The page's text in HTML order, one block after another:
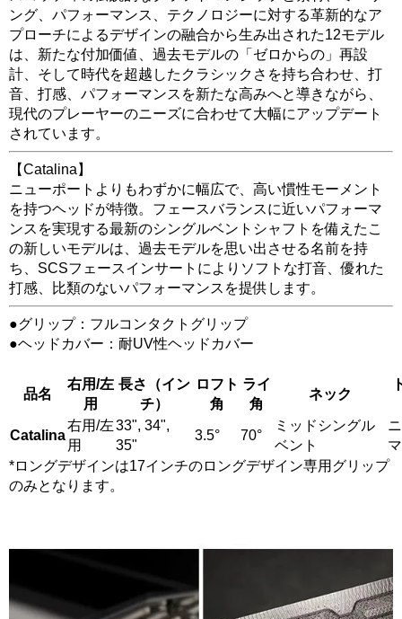
ング、パフォーマンス、テクノロジーに対する革新的なア
プローチによるデザインの融合から生み出された12モデル
は、新たな付加価値、過去モデルの「ゼロからの」再設
計、そして時代を超越したクラシックさを持ち合わせ、打
音、打感、パフォーマンスを新たな高みへと導きながら、
現代のプレーヤーのニーズに合わせて大幅にアップデート
されています。
【Catalina】
ニューポートよりもわずかに幅広で、高い慣性モーメント
を持つヘッドが特徴。フェースバランスに近いパフォーマ
ンスを実現する最新のシングルベントシャフトを備えたこ
の新しいモデルは、過去モデルを思い出させる名前を持
ち、SCSフェースインサートによりソフトな打音、優れた
打感、比類のないパフォーマンスを提供します。
●グリップ：フルコンタクトグリップ
●ヘッドカバー：耐UV性ヘッドカバー
品名
右用/左
用
長さ（イン
チ）
ロフト
角
ライ
角
ネック
Catalina
右用/左
用
33", 34",
35"
3.5° 70°
ミッドシングル
ベント
*ロングデザインは17インチのロングデザイン専用グリップ
のみとなります。